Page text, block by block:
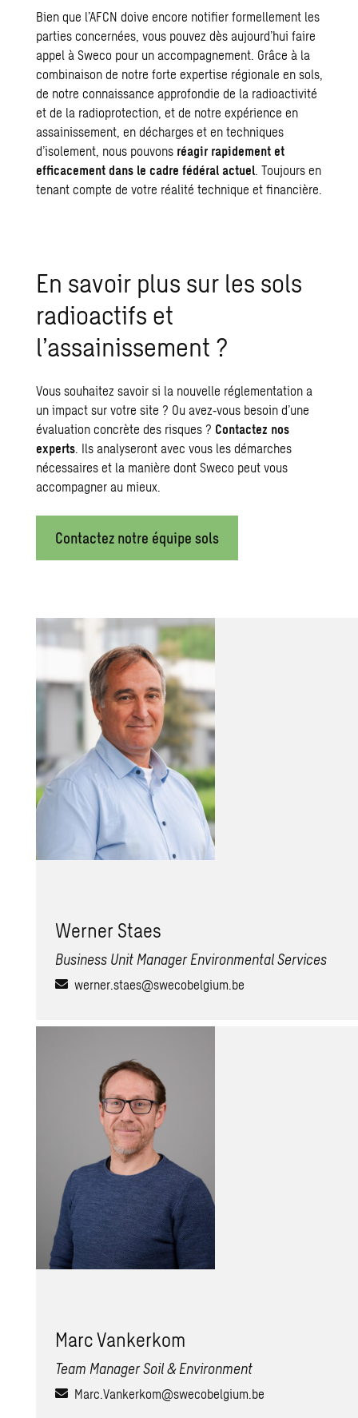
Bien que l’AFCN doive encore notifier formellement les
parties concernées, vous pouvez dès aujourd’hui faire
appel à Sweco pour un accompagnement. Grâce à la
combinaison de notre forte expertise régionale en sols,
de notre connaissance approfondie de la radioactivité
et de la radioprotection, et de notre expérience en
assainissement, en décharges et en techniques
d’isolement, nous pouvons réagir rapidement et
efficacement dans le cadre fédéral actuel. Toujours en
tenant compte de votre réalité technique et financière.
En savoir plus sur les sols
radioactifs et
l’assainissement ?
Vous souhaitez savoir si la nouvelle réglementation a
un impact sur votre site ? Ou avez‑vous besoin d’une
évaluation concrète des risques ? Contactez nos
experts. Ils analyseront avec vous les démarches
nécessaires et la manière dont Sweco peut vous
accompagner au mieux.
Contactez notre équipe sols
Wer­ner Staes
Business Unit Manager Environmental Services
werner.staes@swecobelgium.be
Marc Van­ker­kom
Team Manager Soil & Environment
Marc.Vankerkom@swecobelgium.be